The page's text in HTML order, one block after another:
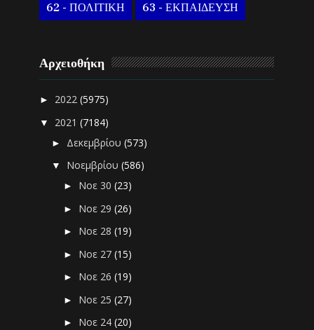
62 - ΠΟΛΙΤΙΚΗ 63 - ΕΚΠΑΙΔΕΥΣΗ
Αρχειοθήκη
► 2022(5975)
▼ 2021(7184)
► Δεκεμβρίου(573)
▼ Νοεμβρίου(586)
► Νοε 30(23)
► Νοε 29(26)
► Νοε 28(19)
► Νοε 27(15)
► Νοε 26(19)
► Νοε 25(27)
► Νοε 24(20)